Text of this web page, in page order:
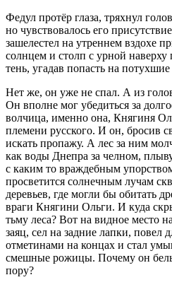
Федул протёр глаза, тряхнул
но чувствовалось его
зашелестел на утреннем вздохе
солнцем и столп с урной
тень, угадав попасть на потухшие
Нет же, он уже не спал. А из
Он вполне мог убедиться за
волчица, именно она, Княгиня
племени русского. И он, бросив
искать пропажу. А лес за ним
как воды Днепра за челном,
с каким то враждебным
просветится солнечным лучам
деревьев, где могли бы обитать
враги Княгини Ольги. И куда
тьму леса? Вот на видное место
заяц, сел на задние лапки,
отметинами на концах и стал
смешные рожицы. Почему он
пору?